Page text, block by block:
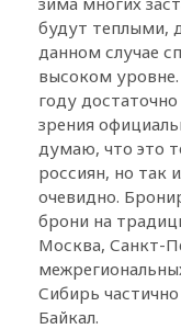
будут теплыми,
данном случае
высоком
году
зрения
думаю, что это
россиян, но так
очевидно.
брони на
Москва, Санкт-
Сибирь
Байкал.